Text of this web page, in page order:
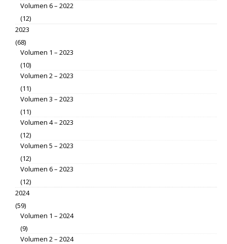
Volumen 6 – 2022
(12)
2023
(68)
Volumen 1 – 2023
(10)
Volumen 2 – 2023
(11)
Volumen 3 – 2023
(11)
Volumen 4 – 2023
(12)
Volumen 5 – 2023
(12)
Volumen 6 – 2023
(12)
2024
(59)
Volumen 1 – 2024
(9)
Volumen 2 – 2024